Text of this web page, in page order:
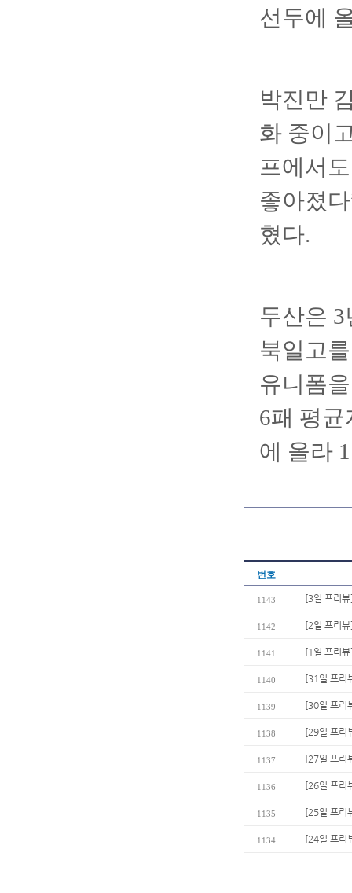
선두에
박진만
화 중이
프에서
좋아졌
혔다.
두산은
북일고
유니폼
6패 평균
에 올라
번호
1143 [3일 프리
1142 [2일 프리
1141 [1일 프리
1140 [31일 프리
1139 [30일 프리
1138 [29일 프리
1137 [27일 프리
1136 [26일 프리
1135 [25일 프리
1134 [24일 프리